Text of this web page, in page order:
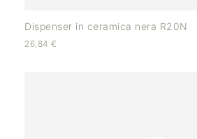
Dispenser in ceramica nera R20N
26,84 €